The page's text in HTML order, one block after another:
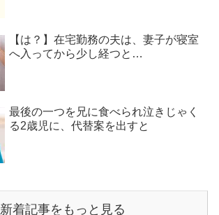
【は？】在宅勤務の夫は、妻子が寝室
へ入ってから少し経つと…
最後の一つを兄に食べられ泣きじゃく
る2歳児に、代替案を出すと
新着記事をもっと見る